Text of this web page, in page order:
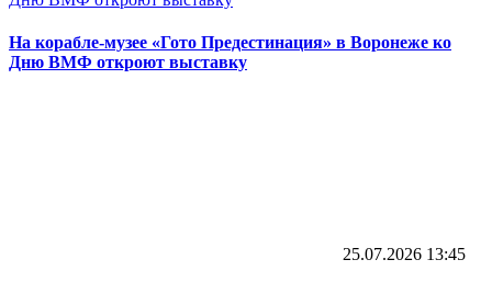
На корабле-музее «Гото Предестинация» в Воронеже ко
Дню ВМФ откроют выставку
25.07.2026 13:45